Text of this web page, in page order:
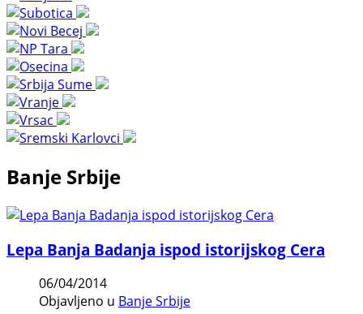
Banje Srbije
Lepa Banja Badanja ispod istorijskog Cera
06/04/2014
Objavljeno u Banje Srbije